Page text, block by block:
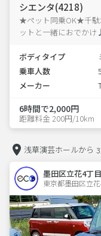
シエンタ(4218)
★ペット同乗OK★千駄
ットと一緒におでかけ
ボディタイプ
乗車人数
メーカー
6時間で2,000円
距離料金 200円/10km
浅草演芸ホールから
墨田区立花4丁
東京都墨田区立花